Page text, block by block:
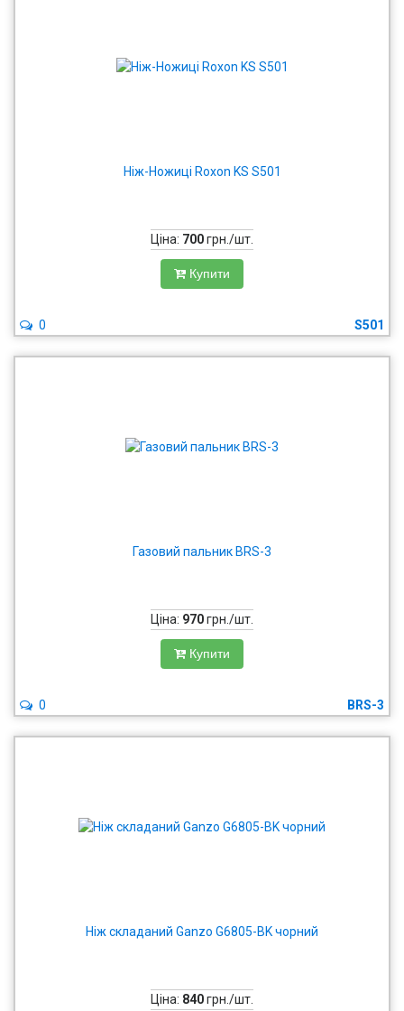
Ніж-Ножиці Roxon KS S501
Ціна: 700грн./шт.
Купити
S501
0
Газовий пальник BRS-3
Ціна: 970грн./шт.
Купити
BRS-3
0
Ніж складаний Ganzo G6805-BK чорний
Ціна: 840грн./шт.